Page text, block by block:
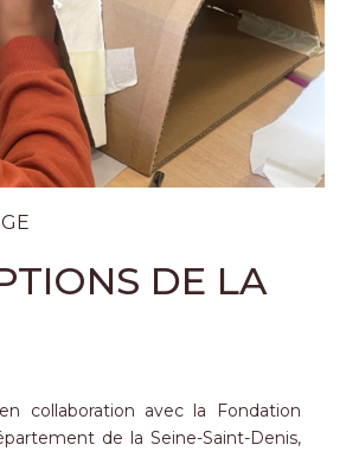
DE LA
collaboration avec la Fondation
de la Seine-Saint-Denis,